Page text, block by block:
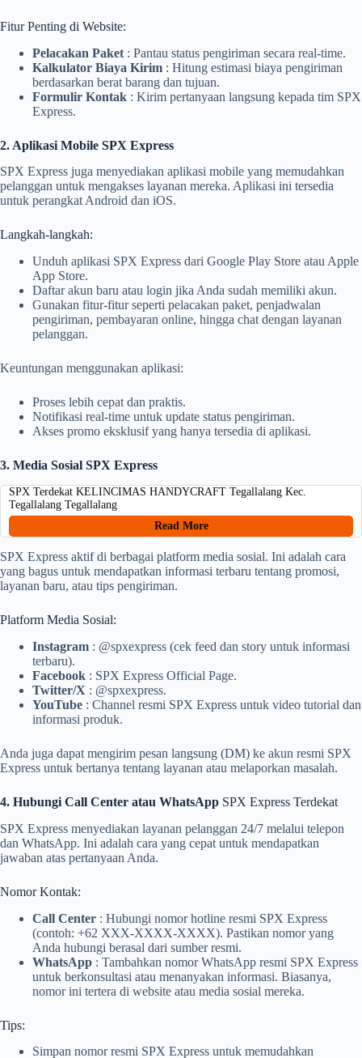
Fitur Penting di Website:
Pelacakan Paket : Pantau status pengiriman secara real-time.
Kalkulator Biaya Kirim : Hitung estimasi biaya pengiriman
berdasarkan berat barang dan tujuan.
Formulir Kontak : Kirim pertanyaan langsung kepada tim SPX
Express.
2. Aplikasi Mobile SPX Express
SPX Express juga menyediakan aplikasi mobile yang memudahkan
pelanggan untuk mengakses layanan mereka. Aplikasi ini tersedia
untuk perangkat Android dan iOS.
Langkah-langkah:
Unduh aplikasi SPX Express dari Google Play Store atau Apple
App Store.
Daftar akun baru atau login jika Anda sudah memiliki akun.
Gunakan fitur-fitur seperti pelacakan paket, penjadwalan
pengiriman, pembayaran online, hingga chat dengan layanan
pelanggan.
Keuntungan menggunakan aplikasi:
Proses lebih cepat dan praktis.
Notifikasi real-time untuk update status pengiriman.
Akses promo eksklusif yang hanya tersedia di aplikasi.
3. Media Sosial SPX Express
SPX Terdekat KELINCIMAS HANDYCRAFT Tegallalang Kec.
Tegallalang Tegallalang
Read More
SPX Express aktif di berbagai platform media sosial. Ini adalah cara
yang bagus untuk mendapatkan informasi terbaru tentang promosi,
layanan baru, atau tips pengiriman.
Platform Media Sosial:
Instagram : @spxexpress (cek feed dan story untuk informasi
terbaru).
Facebook : SPX Express Official Page.
Twitter/X : @spxexpress.
YouTube : Channel resmi SPX Express untuk video tutorial dan
informasi produk.
Anda juga dapat mengirim pesan langsung (DM) ke akun resmi SPX
Express untuk bertanya tentang layanan atau melaporkan masalah.
4. Hubungi Call Center atau WhatsApp SPX Express Terdekat
SPX Express menyediakan layanan pelanggan 24/7 melalui telepon
dan WhatsApp. Ini adalah cara yang cepat untuk mendapatkan
jawaban atas pertanyaan Anda.
Nomor Kontak:
Call Center : Hubungi nomor hotline resmi SPX Express
(contoh: +62 XXX-XXXX-XXXX). Pastikan nomor yang
Anda hubungi berasal dari sumber resmi.
WhatsApp : Tambahkan nomor WhatsApp resmi SPX Express
untuk berkonsultasi atau menanyakan informasi. Biasanya,
nomor ini tertera di website atau media sosial mereka.
Tips:
Simpan nomor resmi SPX Express untuk memudahkan